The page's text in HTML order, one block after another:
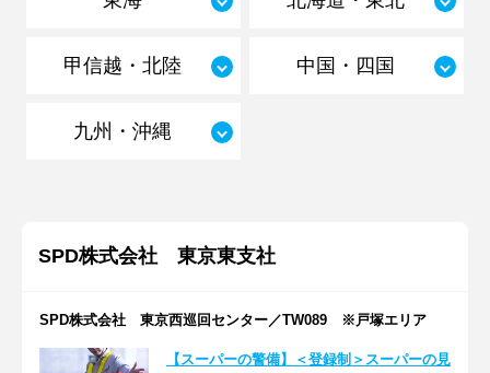
甲信越・北陸 中国・四国
九州・沖縄
SPD株式会社 東京東支社
SPD株式会社 東京西巡回センター／TW089 ※戸塚エリア
【スーパーの警備】＜登録制＞スーパーの見